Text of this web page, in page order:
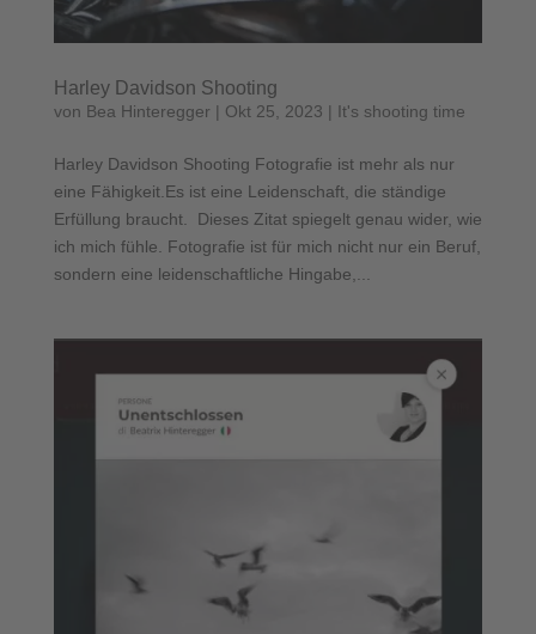
Harley Davidson Shooting
von Bea Hinteregger | Okt 25, 2023 | It's shooting time
Harley Davidson Shooting Fotografie ist mehr als nur
eine Fähigkeit.Es ist eine Leidenschaft, die ständige
Erfüllung braucht. Dieses Zitat spiegelt genau wider, wie
ich mich fühle. Fotografie ist für mich nicht nur ein Beruf,
sondern eine leidenschaftliche Hingabe,...